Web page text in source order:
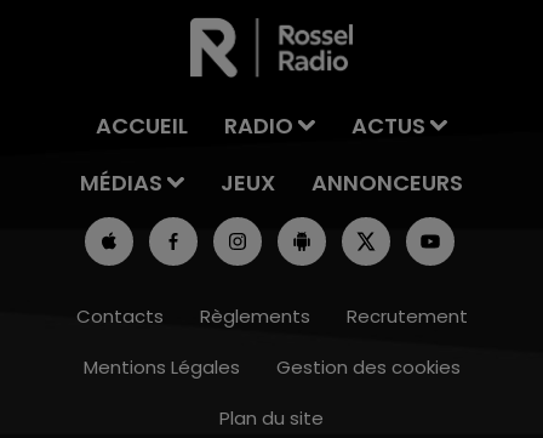
10h00 - 14h00
ACCUEIL RADIO
ACTUS
MÉDIAS
JEUX ANNONCEURS
Contacts Règlements
Recrutement
Mentions Légales
Gestion des cookies
Plan du site